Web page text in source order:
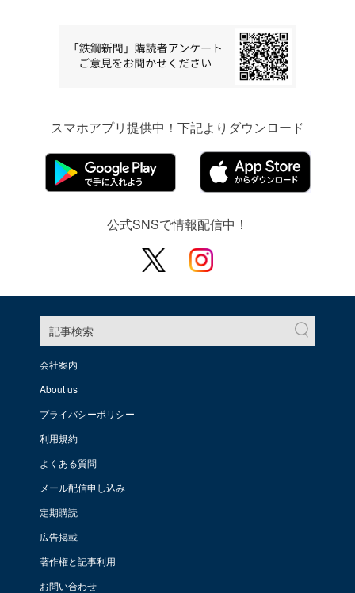
スマホアプリ提供中！下記よりダウンロード
公式SNSで情報配信中！
記事検索
会社案内
About us
プライバシーポリシー
利用規約
よくある質問
メール配信申し込み
定期購読
広告掲載
著作権と記事利用
お問い合わせ